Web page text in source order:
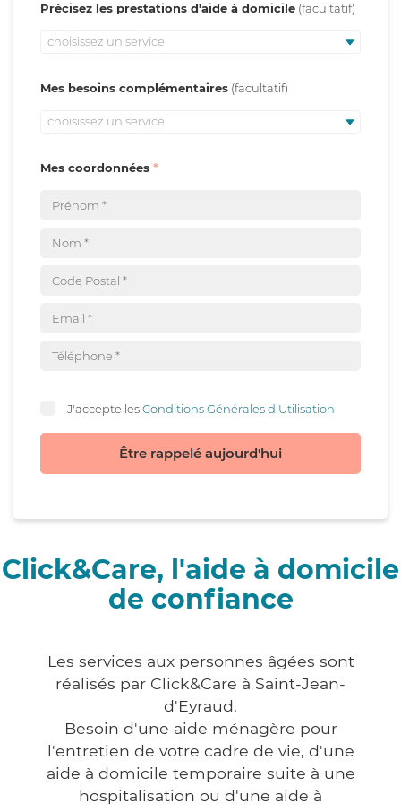
Précisez les prestations d'aide à domicile
choisissez un service
Mes besoins complémentaires
choisissez un service
Mes coordonnées
J'accepte lesConditions Générales d'Utilisation
Être rappelé aujourd'hui
Click&Care, l'aide à domicile
de confiance
Les services aux personnes âgées sont
réalisés par Click&Care à Saint-Jean-
d'Eyraud.
Besoin d'une aide ménagère pour
l'entretien de votre cadre de vie, d'une
aide à domicile temporaire suite à une
hospitalisation ou d'une aide à